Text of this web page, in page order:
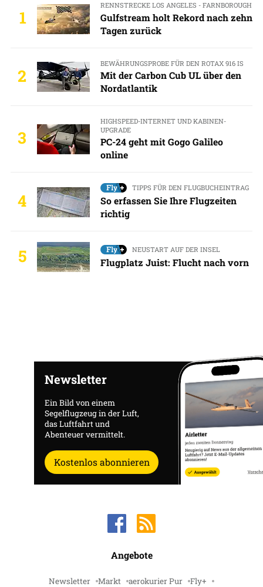
1
RENNSTRECKE LOS ANGELES - FARNBOROUGH
Gulfstream holt Rekord nach zehn
Tagen zurück
2
BEWÄHRUNGSPROBE FÜR DEN ROTAX 916 IS
Mit der Carbon Cub UL über den
Nordatlantik
3
HIGHSPEED-INTERNET UND KABINEN-
UPGRADE
PC-24 geht mit Gogo Galileo
online
4
TIPPS FÜR DEN FLUGBUCHEINTRAG
So erfassen Sie Ihre Flugzeiten
richtig
5 NEUSTART AUF DER INSEL
Flugplatz Juist: Flucht nach vorn
Newsletter
Ein Bild von einem
Segelflugzeug in der Luft,
das Luftfahrt und
Abenteuer vermittelt.
Kostenlos abonnieren
Angebote
Newsletter Markt aerokurier Pur Fly+